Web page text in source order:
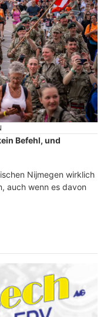
Befehl, und
Nijmegen wirklich
auch wenn es davon